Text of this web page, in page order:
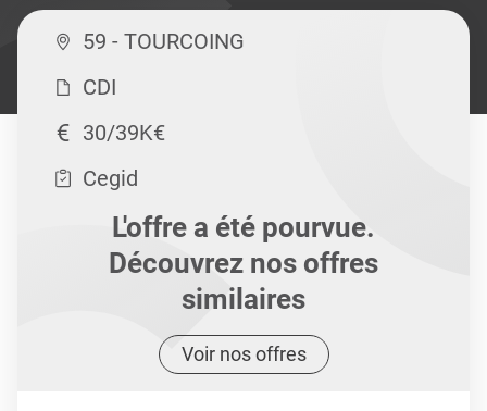
59 - TOURCOING
CDI
30/39K€
Cegid
L'offre a été pourvue.
Découvrez nos offres
similaires
Voir nos offres